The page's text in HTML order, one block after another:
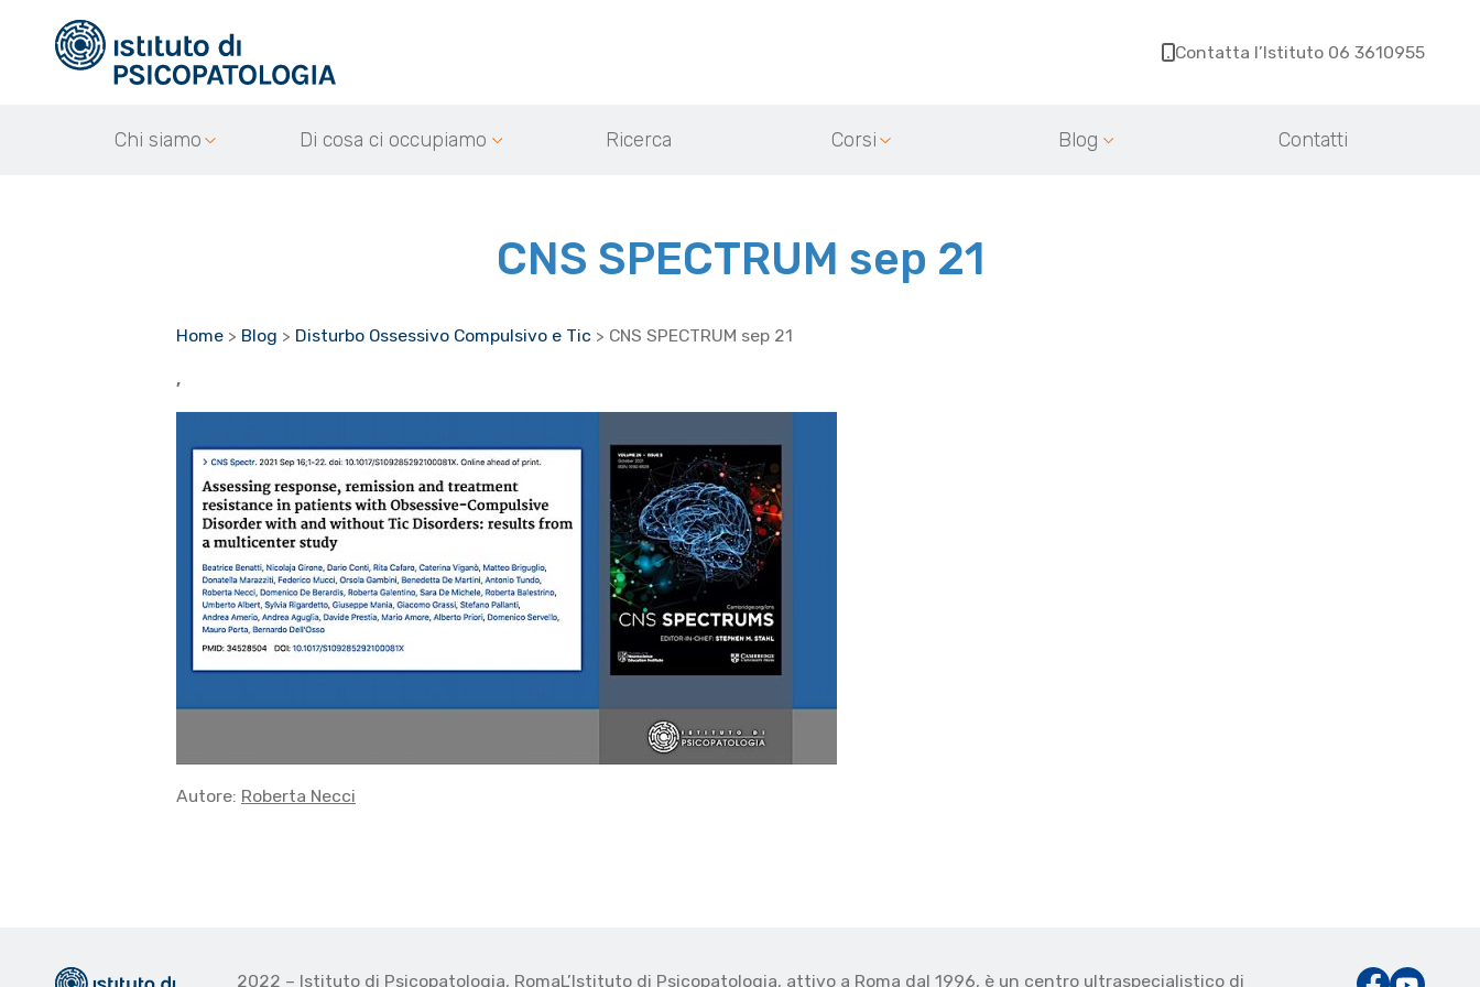
Contatta l’Istituto 06 3610955
Chi siamo Di cosa ci occupiamo Ricerca Corsi Blog Contatti
CNS SPECTRUM sep 21
Home > Blog > Disturbo Ossessivo Compulsivo e Tic > CNS SPECTRUM sep 21
,
Autore: Roberta Necci
2022 – Istituto di Psicopatologia, RomaL’Istituto di Psicopatologia, attivo a Roma dal 1996, è un centro ultraspecialistico di